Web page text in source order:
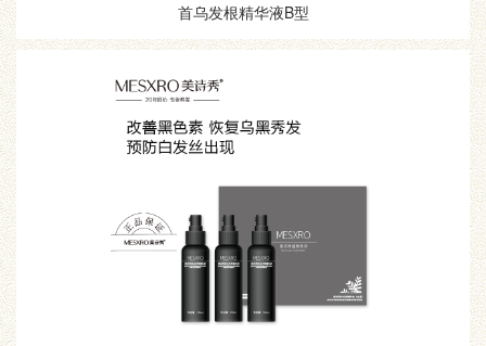
首乌发根精华液B型